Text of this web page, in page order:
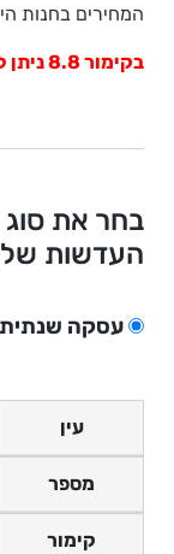
המחירים בחנות
בקימור 8.8 ניתן להזמין את המוצר רק במספרי פלוס.
בחר את
העדשות
עסקה שנתית
עין
מספר
קימור